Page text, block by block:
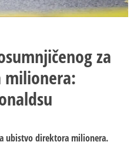
za
ubistvo direktora milionera.